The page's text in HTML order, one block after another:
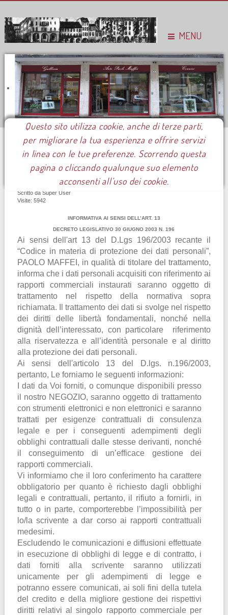
MENU
Questo sito utilizza cookie, anche di terze parti,
per migliorare la tua esperienza e offrire servizi
in linea con le tue preferenze. Scorrendo questa
pagina o cliccando qualunque suo elemento
acconsenti all’uso dei cookie.
Sei qui: Home Privacy
Scritto da Super User
Visite: 5942
INFORMATIVA AI SENSI DELL’ART. 13
DECRETO LEGISLATIVO 30 GIUGNO 2003 N. 196
Ai sensi dell'art 13 del D.Lgs 196/2003 recante il
“Codice in materia di protezione dei dati personali”,
PAOLO MAFFEI, in qualità di titolare del trattamento,
informa che i dati personali acquisiti con riferimento ai
rapporti commerciali instaurati saranno oggetto di
trattamento nel rispetto della normativa sopra
richiamata. Il trattamento dei dati si svolge nel rispetto
dei diritti delle libertà fondamentali, nonché nella
dignità dell’interessato, con particolare riferimento
alla riservatezza e all’identità personale e al diritto
alla protezione dei dati personali.
Ai sensi dell'articolo 13 del D.lgs. n.196/2003,
pertanto, Le forniamo le seguenti informazioni:
I dati da Voi forniti, o comunque disponibili presso
il nostro NEGOZIO, saranno oggetto di trattamento
con strumenti elettronici e non elettronici e saranno
trattati per esigenze contrattuali di consulenza
legale e per i conseguenti adempimenti degli
obblighi contrattuali dalle stesse derivanti, nonché
il conseguimento di un’efficace gestione dei
rapporti commerciali.
Vi informiamo che il loro conferimento ha carattere
obbligatorio per quanto è richiesto dagli obblighi
legali e contrattuali, pertanto, il rifiuto a fornirli, in
tutto o in parte, comporterebbe l’impossibilità per
lo/la scrivente a dar corso ai rapporti contrattuali
medesimi.
Escludendo le comunicazioni e diffusioni effettuate
in esecuzione di obblighi di legge e di contratto, i
dati forniti alla scrivente saranno utilizzati
unicamente per gli adempimenti di legge e
potranno essere comunicati, ai soli fini della tutela
del credito e della migliore gestione dei rispettivi
diritti relativi al singolo rapporto commerciale per